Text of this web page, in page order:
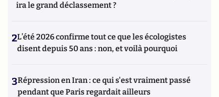
ira le grand déclassement ?
2L’été 2026 confirme tout ce que les écologistes
disent depuis 50 ans : non, et voilà pourquoi
3Répression en Iran : ce qui s'est vraiment passé
pendant que Paris regardait ailleurs